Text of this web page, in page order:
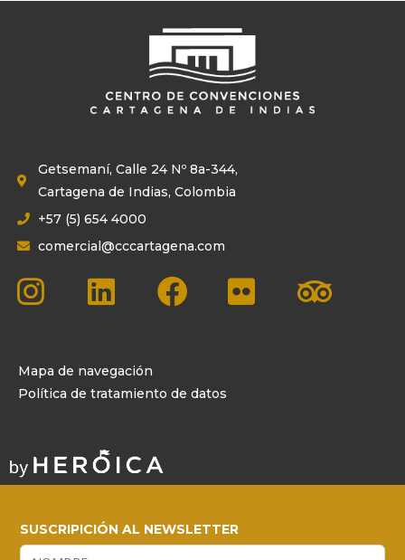
Getsemaní, Calle 24 Nº 8a-344,
Cartagena de Indias, Colombia
+57 (5) 654 4000
comercial@cccartagena.com
Mapa de navegación
Política de tratamiento de datos
SUSCRIPICIÓN AL NEWSLETTER